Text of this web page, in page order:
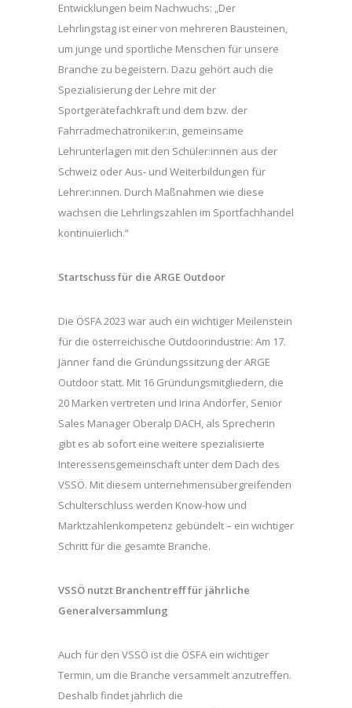
Entwicklungen beim Nachwuchs: „Der
Lehrlingstag ist einer von mehreren Bausteinen,
um junge und sportliche Menschen für unsere
Branche zu begeistern. Dazu gehört auch die
Spezialisierung der Lehre mit der
Sportgerätefachkraft und dem bzw. der
Fahrradmechatroniker:in, gemeinsame
Lehrunterlagen mit den Schüler:innen aus der
Schweiz oder Aus- und Weiterbildungen für
Lehrer:innen. Durch Maßnahmen wie diese
wachsen die Lehrlingszahlen im Sportfachhandel
kontinuierlich.“
Startschuss für die ARGE Outdoor
Die ÖSFA 2023 war auch ein wichtiger Meilenstein
für die österreichische Outdoorindustrie: Am 17.
Jänner fand die Gründungssitzung der ARGE
Outdoor statt. Mit 16 Gründungsmitgliedern, die
20 Marken vertreten und Irina Andorfer, Senior
Sales Manager Oberalp DACH, als Sprecherin
gibt es ab sofort eine weitere spezialisierte
Interessensgemeinschaft unter dem Dach des
VSSÖ. Mit diesem unternehmensübergreifenden
Schulterschluss werden Know-how und
Marktzahlenkompetenz gebündelt – ein wichtiger
Schritt für die gesamte Branche.
VSSÖ nutzt Branchentreff für jährliche
Generalversammlung
Auch für den VSSÖ ist die ÖSFA ein wichtiger
Termin, um die Branche versammelt anzutreffen.
Deshalb findet jährlich die